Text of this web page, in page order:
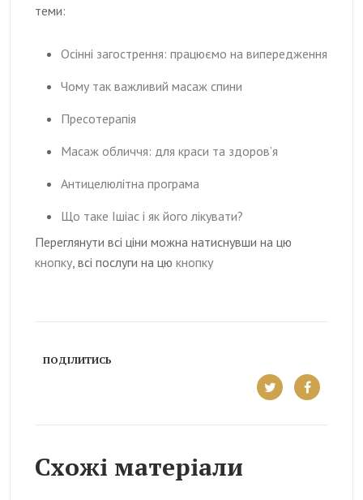
теми:
Осінні загострення: працюємо на випередження
Чому так важливий масаж спини
Пресотерапія
Масаж обличчя: для краси та здоров’я
Антицелюлітна програма
Що таке Ішіас і як його лікувати?
Переглянути всі ціни можна натиснувши на цю
кнопку, всі послуги на цю кнопку
ПОДІЛИТИСЬ
Схожі матеріали